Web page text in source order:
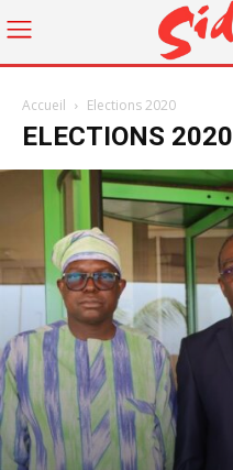
Accueil Elections 2020
ELECTIONS 2020